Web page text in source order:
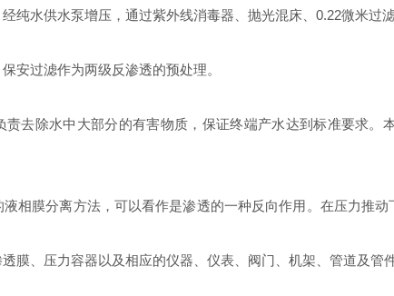
纯水供水泵增压，通过紫外线消毒器、抛光混床、0.22微米过
安过滤作为两级反渗透的预处理。
去除水中大部分的有害物质，保证终端产水达到标准要求
相膜分离方法，可以看作是渗透的一种反向作用。在压力推
膜、压力容器以及相应的仪器、仪表、阀门、机架、管道及管